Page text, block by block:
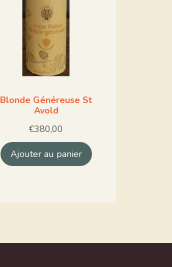
Blonde Généreuse St
Avold
€380,00
Ajouter au panier